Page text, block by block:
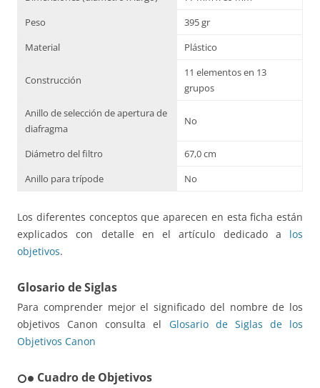
Peso
395 gr
Material
Plástico
Construcción
11 elementos en 13
grupos
Anillo de selección de apertura de
diafragma
No
Diámetro del filtro
67,0 cm
Anillo para trípode
No
Los diferentes conceptos que aparecen en esta ficha están
explicados con detalle en el artículo dedicado a los
objetivos.
Glosario de Siglas
Para comprender mejor el significado del nombre de los
objetivos Canon consulta el Glosario de Siglas de los
Objetivos Canon
hdr_weak Cuadro de Objetivos